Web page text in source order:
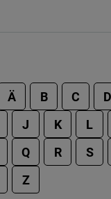
Ä B C D
J K L
Q R S
Z